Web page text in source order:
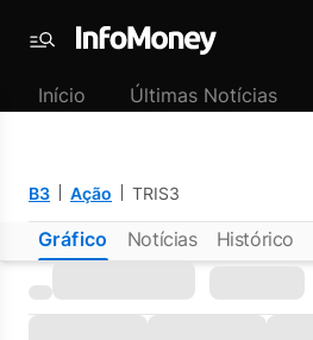
Menu
Início Últimas Notícias
B3 Ação TRIS3
Gráfico Notícias Histórico